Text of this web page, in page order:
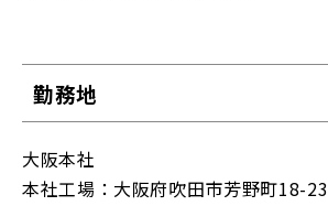
勤務地
大阪本社
本社工場：大阪府吹田市芳野町18-23